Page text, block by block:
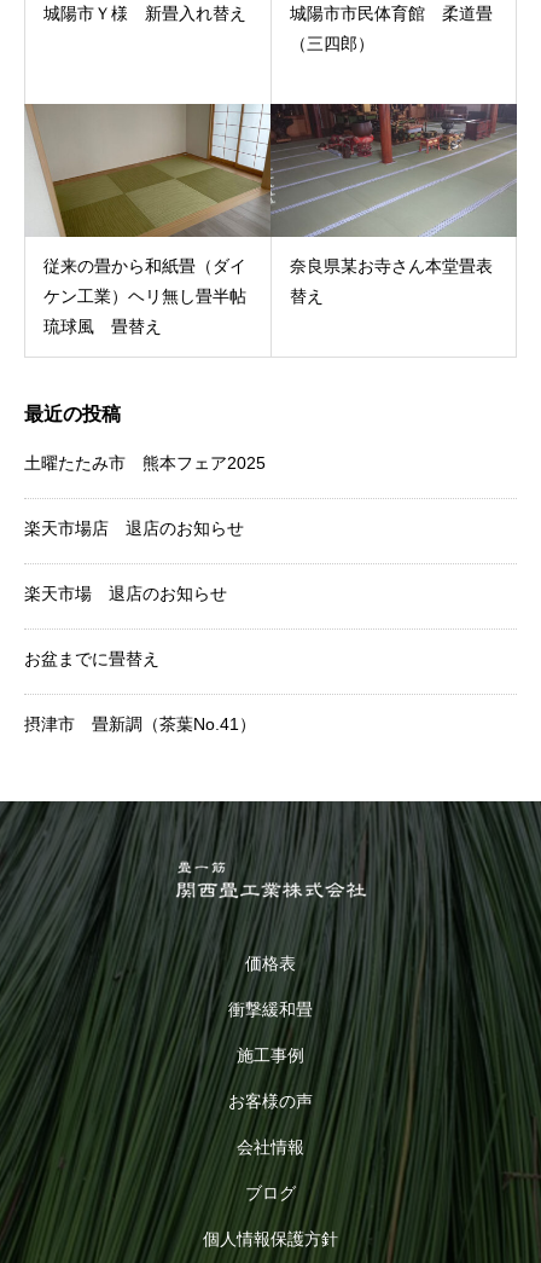
城陽市Ｙ様 新畳入れ替え
城陽市市民体育館 柔道畳
（三四郎）
従来の畳から和紙畳（ダイ
ケン工業）ヘリ無し畳半帖
琉球風 畳替え
奈良県某お寺さん本堂畳表
替え
最近の投稿
土曜たたみ市 熊本フェア2025
楽天市場店 退店のお知らせ
楽天市場 退店のお知らせ
お盆までに畳替え
摂津市 畳新調（茶葉No.41）
価格表
衝撃緩和畳
施工事例
お客様の声
会社情報
ブログ
個人情報保護方針